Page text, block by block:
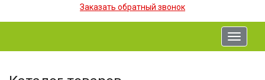
Заказать обратный звонок
Toggle